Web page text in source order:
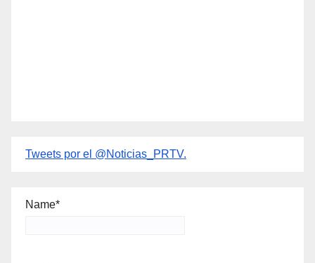
Tweets por el @Noticias_PRTV.
Name*